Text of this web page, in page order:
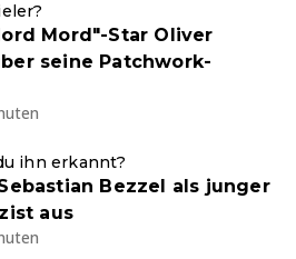
Mord"-Star Oliver
seine Patchwork-
ihn erkannt?
Bezzel als junger
aus